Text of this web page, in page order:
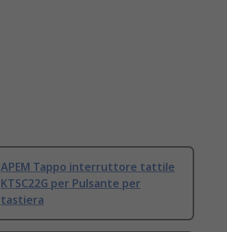
APEM Tappo interruttore tattile
KTSC22G per Pulsante per
tastiera